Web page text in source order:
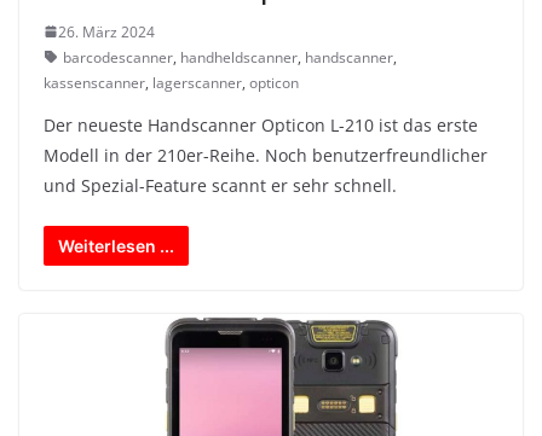
26. März 2024
barcodescanner, handheldscanner, handscanner,
kassenscanner, lagerscanner, opticon
Der neueste Handscanner Opticon L-210 ist das erste
Modell in der 210er-Reihe. Noch benutzerfreundlicher
und Spezial-Feature scannt er sehr schnell.
Weiterlesen ...